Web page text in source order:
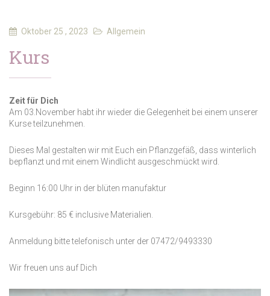
Oktober 25 , 2023 Allgemein
Kurs
Zeit für Dich
Am 03.November habt ihr wieder die Gelegenheit bei einem unserer
Kurse teilzunehmen.
Dieses Mal gestalten wir mit Euch ein Pflanzgefäß, dass winterlich
bepflanzt und mit einem Windlicht ausgeschmückt wird.
Beginn 16:00 Uhr in der blüten manufaktur
Kursgebühr: 85 € inclusive Materialien.
Anmeldung bitte telefonisch unter der 07472/9493330
Wir freuen uns auf Dich